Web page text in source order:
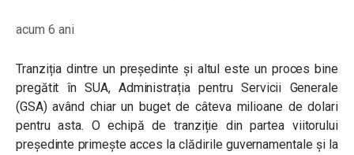
acum 6 ani
Tranziția dintre un președinte și altul este un proces bine
pregătit în SUA, Administrația pentru Servicii Generale
(GSA) având chiar un buget de câteva milioane de dolari
pentru asta. O echipă de tranziție din partea viitorului
președinte primește acces la clădirile guvernamentale și la